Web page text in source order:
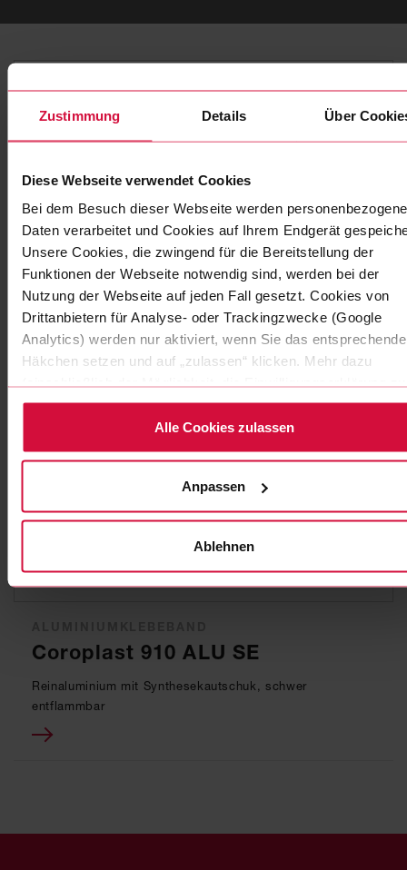
Zustimmung Details Über
Diese Webseite verwendet Cookies
Bei dem Besuch dieser Webseite werden personenbezogene
Daten verarbeitet und Cookies auf Ihrem Endgerät
Unsere Cookies, die zwingend für die Bereitstellung der
Funktionen der Webseite notwendig sind, werden bei der
Nutzung der Webseite auf jeden Fall gesetzt. Cookies von
Drittanbietern für Analyse- oder Trackingzwecke (Google
Analytics) werden nur aktiviert, wenn Sie das entsprechende
Häkchen setzen und auf „zulassen“ klicken. Mehr dazu
(einschließlich der Möglichkeit, die Einwilligungserklärung zu
widerrufen) erfahren Sie in unserer Datenschutzerklärung.
Alle Cookies zulassen
Anpassen
Ablehnen
ALUMINIUMKLEBEBAND
Coroplast 1530 AWX
Reinaluminium mit Acrylatklebstoff
Coroplast 910 ALU SE
Reinaluminium mit Synthesekautschuk, schwer
entflammbar